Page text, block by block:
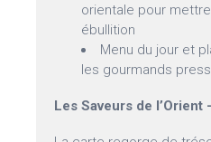
orientale pour
ébullition
Menu du jour et
les gourmands
Les Saveurs de l’Orient